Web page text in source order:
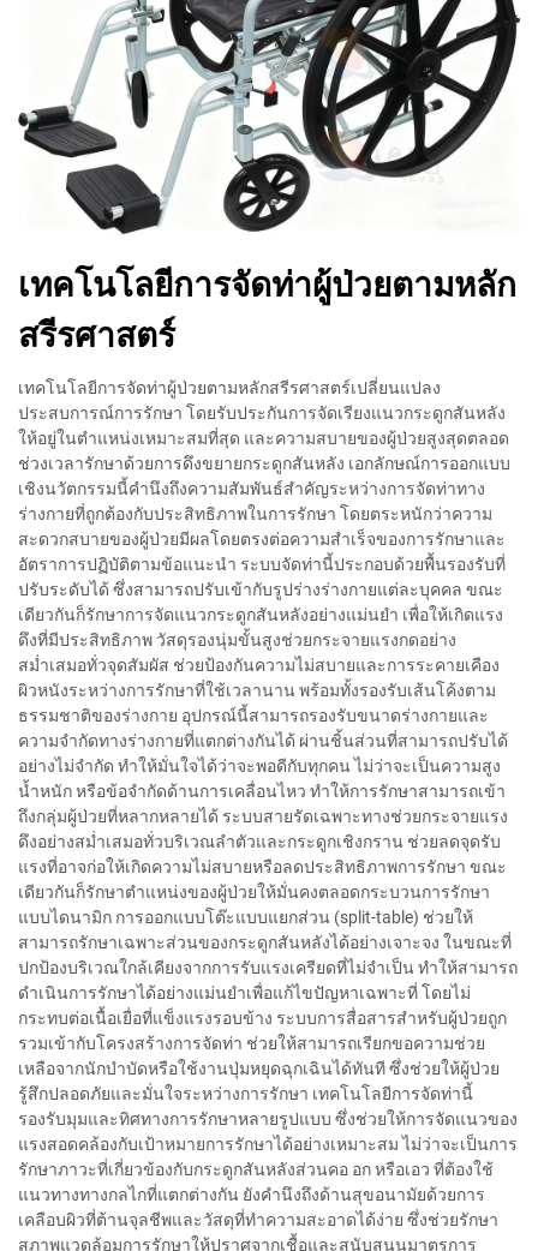
เทคโนโลยีการจัดท่าผู้ป่วยตามหลัก
สรีรศาสตร์
เทคโนโลยีการจัดท่าผู้ป่วยตามหลักสรีรศาสตร์เปลี่ยนแปลง
ประสบการณ์การรักษา โดยรับประกันการจัดเรียงแนวกระดูกสันหลัง
ให้อยู่ในตำแหน่งเหมาะสมที่สุด และความสบายของผู้ป่วยสูงสุดตลอด
ช่วงเวลารักษาด้วยการดึงขยายกระดูกสันหลัง เอกลักษณ์การออกแบบ
เชิงนวัตกรรมนี้คำนึงถึงความสัมพันธ์สำคัญระหว่างการจัดท่าทาง
ร่างกายที่ถูกต้องกับประสิทธิภาพในการรักษา โดยตระหนักว่าความ
สะดวกสบายของผู้ป่วยมีผลโดยตรงต่อความสำเร็จของการรักษาและ
อัตราการปฏิบัติตามข้อแนะนำ ระบบจัดท่านี้ประกอบด้วยพื้นรองรับที่
ปรับระดับได้ ซึ่งสามารถปรับเข้ากับรูปร่างร่างกายแต่ละบุคคล ขณะ
เดียวกันก็รักษาการจัดแนวกระดูกสันหลังอย่างแม่นยำ เพื่อให้เกิดแรง
ดึงที่มีประสิทธิภาพ วัสดุรองนุ่มขั้นสูงช่วยกระจายแรงกดอย่าง
สม่ำเสมอทั่วจุดสัมผัส ช่วยป้องกันความไม่สบายและการระคายเคือง
ผิวหนังระหว่างการรักษาที่ใช้เวลานาน พร้อมทั้งรองรับเส้นโค้งตาม
ธรรมชาติของร่างกาย อุปกรณ์นี้สามารถรองรับขนาดร่างกายและ
ความจำกัดทางร่างกายที่แตกต่างกันได้ ผ่านชิ้นส่วนที่สามารถปรับได้
อย่างไม่จำกัด ทำให้มั่นใจได้ว่าจะพอดีกับทุกคน ไม่ว่าจะเป็นความสูง
น้ำหนัก หรือข้อจำกัดด้านการเคลื่อนไหว ทำให้การรักษาสามารถเข้า
ถึงกลุ่มผู้ป่วยที่หลากหลายได้ ระบบสายรัดเฉพาะทางช่วยกระจายแรง
ดึงอย่างสม่ำเสมอทั่วบริเวณลำตัวและกระดูกเชิงกราน ช่วยลดจุดรับ
แรงที่อาจก่อให้เกิดความไม่สบายหรือลดประสิทธิภาพการรักษา ขณะ
เดียวกันก็รักษาตำแหน่งของผู้ป่วยให้มั่นคงตลอดกระบวนการรักษา
แบบไดนามิก การออกแบบโต๊ะแบบแยกส่วน (split-table) ช่วยให้
สามารถรักษาเฉพาะส่วนของกระดูกสันหลังได้อย่างเจาะจง ในขณะที่
ปกป้องบริเวณใกล้เคียงจากการรับแรงเครียดที่ไม่จำเป็น ทำให้สามารถ
ดำเนินการรักษาได้อย่างแม่นยำเพื่อแก้ไขปัญหาเฉพาะที่ โดยไม่
กระทบต่อเนื้อเยื่อที่แข็งแรงรอบข้าง ระบบการสื่อสารสำหรับผู้ป่วยถูก
รวมเข้ากับโครงสร้างการจัดท่า ช่วยให้สามารถเรียกขอความช่วย
เหลือจากนักบำบัดหรือใช้งานปุ่มหยุดฉุกเฉินได้ทันที ซึ่งช่วยให้ผู้ป่วย
รู้สึกปลอดภัยและมั่นใจระหว่างการรักษา เทคโนโลยีการจัดท่านี้
รองรับมุมและทิศทางการรักษาหลายรูปแบบ ซึ่งช่วยให้การจัดแนวของ
แรงสอดคล้องกับเป้าหมายการรักษาได้อย่างเหมาะสม ไม่ว่าจะเป็นการ
รักษาภาวะที่เกี่ยวข้องกับกระดูกสันหลังส่วนคอ อก หรือเอว ที่ต้องใช้
แนวทางทางกลไกที่แตกต่างกัน ยังคำนึงถึงด้านสุขอนามัยด้วยการ
เคลือบผิวที่ต้านจุลชีพและวัสดุที่ทำความสะอาดได้ง่าย ซึ่งช่วยรักษา
สภาพแวดล้อมการรักษาให้ปราศจากเชื้อและสนับสนุนมาตรการ